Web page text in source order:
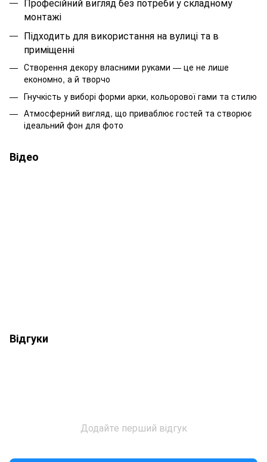
Професійний вигляд без потреби у складному
монтажі
Підходить для використання на вулиці та в
приміщенні
Створення декору власними руками — це не лише
економно, а й творчо
Гнучкість у виборі форми арки, кольорової гами та стилю
Атмосферний вигляд, що приваблює гостей та створює
ідеальний фон для фото
Відео
Відгуки
Додайте перший відгук